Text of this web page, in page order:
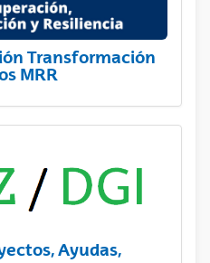
Transformación
MRR
Ayudas,